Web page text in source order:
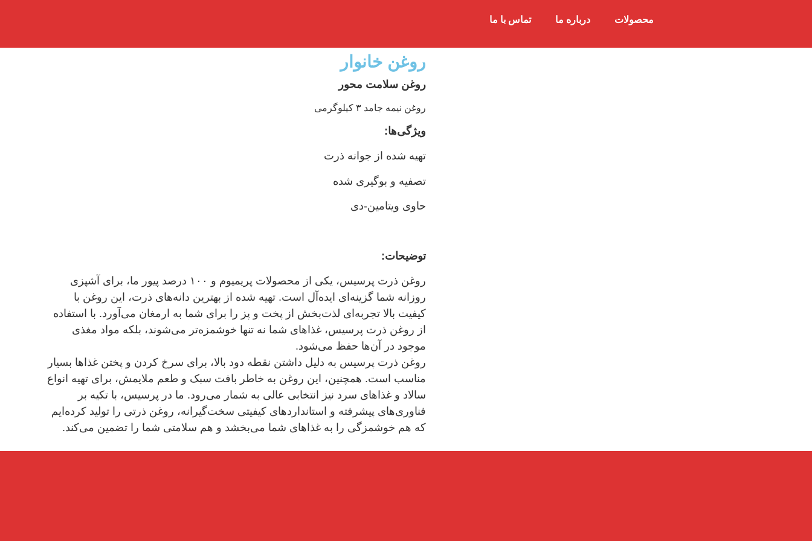
محصولات درباره ما تماس با ما
روغن خانوار
روغن سلامت محور
روغن نیمه جامد ۳ کیلوگرمی
ویژگی‌ها:
تهیه شده از جوانه ذرت
تصفیه و بوگیری شده
حاوی ویتامین-دی
توضیحات:
روغن ذرت پرسیس، یکی از محصولات پریمیوم و ۱۰۰ درصد پیور ما، برای آشپزی
روزانه شما گزینه‌ای ایده‌آل است. تهیه شده از بهترین دانه‌های ذرت، این روغن با
کیفیت بالا تجربه‌ای لذت‌بخش از پخت و پز را برای شما به ارمغان می‌آورد. با استفاده
از روغن ذرت پرسیس، غذاهای شما نه تنها خوشمزه‌تر می‌شوند، بلکه مواد مغذی
موجود در آن‌ها حفظ می‌شود.
روغن ذرت پرسیس به دلیل داشتن نقطه دود بالا، برای سرخ کردن و پختن غذاها بسیار
مناسب است. همچنین، این روغن به خاطر بافت سبک و طعم ملایمش، برای تهیه انواع
سالاد و غذاهای سرد نیز انتخابی عالی به شمار می‌رود. ما در پرسیس، با تکیه بر
فناوری‌های پیشرفته و استانداردهای کیفیتی سخت‌گیرانه، روغن ذرتی را تولید کرده‌ایم
که هم خوشمزگی را به غذاهای شما می‌بخشد و هم سلامتی شما را تضمین می‌کند.